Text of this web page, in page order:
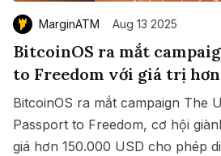
MarginATM Aug 13 2025
BitcoinOS ra mắt
to Freedom với giá trị hơn
BitcoinOS ra mắt campaign The
Passport to Freedom, cơ hội
giá hơn 150.000 USD cho phép